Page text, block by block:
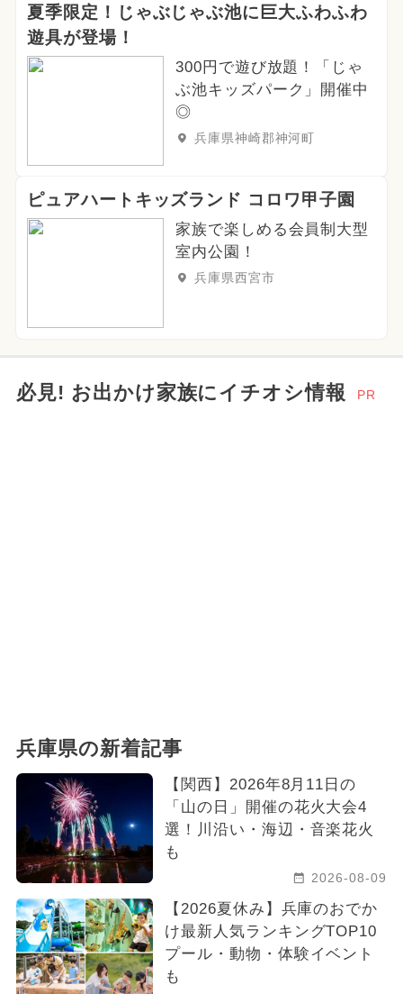
2024年3月のイベント
2025年6月のイベント
ご当地グルメ・限定メニュー
夏季限定！じゃぶじゃぶ池に巨大ふわふわ
遊具が登場！
300円で遊び放題！「じゃ
ぶ池キッズパーク」開催中
◎
兵庫県神崎郡神河町
ピュアハートキッズランド コロワ甲子園
家族で楽しめる会員制大型
室内公園！
兵庫県西宮市
必見! お出かけ家族にイチオシ情報 PR
兵庫県の新着記事
【関西】2026年8月11日の
「山の日」開催の花火大会4
選！川沿い・海辺・音楽花火
も
2026-08-09
【2026夏休み】兵庫のおでか
け最新人気ランキングTOP10
プール・動物・体験イベント
も